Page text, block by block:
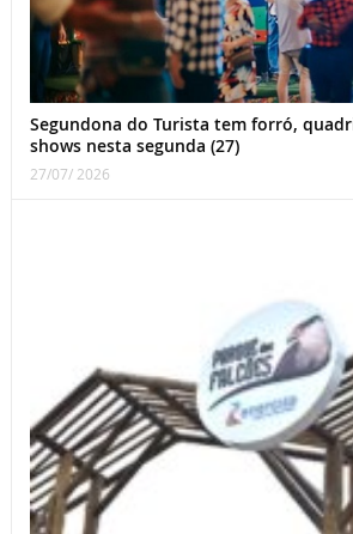
Segundona do Turista tem forró,
shows nesta segunda (27)
27/07/ 2026